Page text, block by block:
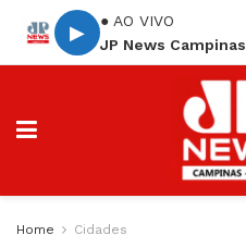
▶
● AO VIVO
JP News Campinas
Home Cidades